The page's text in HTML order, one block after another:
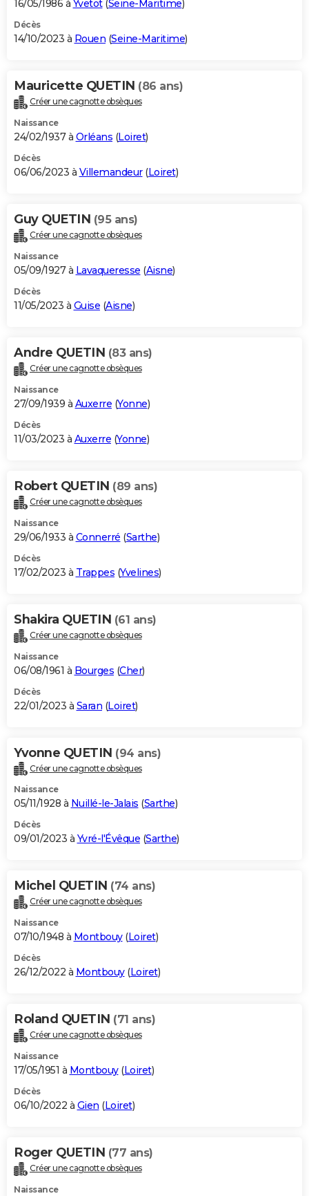
16/05/1986 à Yvetot(Seine-Maritime)
Décès
14/10/2023 à Rouen (Seine-Maritime)
Mauricette QUETIN (86 ans)
Créer une cagnotte obsèques
Naissance
24/02/1937 à Orléans (Loiret)
Décès
06/06/2023 à Villemandeur(Loiret)
Guy QUETIN (95 ans)
Créer une cagnotte obsèques
Naissance
05/09/1927 à Lavaqueresse (Aisne)
Décès
11/05/2023 à Guise (Aisne)
Andre QUETIN (83 ans)
Créer une cagnotte obsèques
Naissance
27/09/1939 à Auxerre (Yonne)
Décès
11/03/2023 à Auxerre (Yonne)
Robert QUETIN (89 ans)
Créer une cagnotte obsèques
Naissance
29/06/1933 à Connerré (Sarthe)
Décès
17/02/2023 à Trappes (Yvelines)
Shakira QUETIN (61 ans)
Créer une cagnotte obsèques
Naissance
06/08/1961 à Bourges (Cher)
Décès
22/01/2023 à Saran (Loiret)
Yvonne QUETIN (94 ans)
Créer une cagnotte obsèques
Naissance
05/11/1928 à Nuillé-le-Jalais (Sarthe)
Décès
09/01/2023 à Yvré-l'Évêque (Sarthe)
Michel QUETIN (74 ans)
Créer une cagnotte obsèques
Naissance
07/10/1948 à Montbouy(Loiret)
Décès
26/12/2022 à Montbouy(Loiret)
Roland QUETIN (71 ans)
Créer une cagnotte obsèques
Naissance
17/05/1951 à Montbouy(Loiret)
Décès
06/10/2022 à Gien (Loiret)
Roger QUETIN (77 ans)
Créer une cagnotte obsèques
Naissance